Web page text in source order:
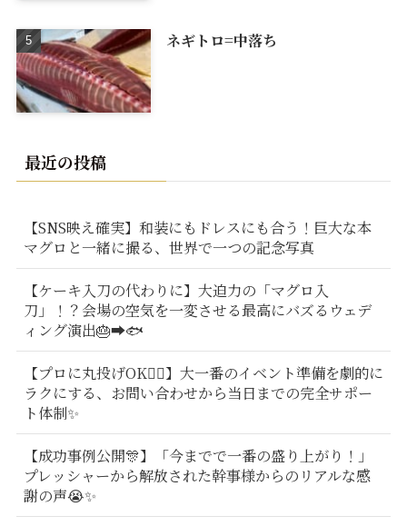
ネギトロ=中落ち
最近の投稿
【SNS映え確実】和装にもドレスにも合う！巨大な本
マグロと一緒に撮る、世界で一つの記念写真
【ケーキ入刀の代わりに】大迫力の「マグロ入
刀」！？会場の空気を一変させる最高にバズるウェデ
ィング演出🎂➡️🐟
【プロに丸投げOK🙆‍♂️】大一番のイベント準備を劇的に
ラクにする、お問い合わせから当日までの完全サポー
ト体制✨
【成功事例公開🎊】「今までで一番の盛り上がり！」
プレッシャーから解放された幹事様からのリアルな感
謝の声😭✨